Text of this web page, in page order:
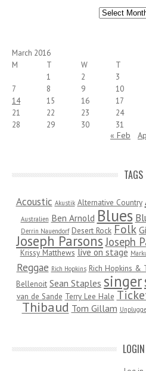
Archives
March 2016
M
T W T
1
2 3
7
8 9 10
14
15 16 17
21
22 23 24
28
29 30 31
« Feb
TAGS
Acoustic Akustik Alternative Country
Australien Ben Arnold Blues
Derrin Nauendorf Desert Rock Folk
Joseph Parsons Joseph
Krissy Matthews live on stage
Reggae Rich Hopkins Rich Hopkins &
Bellenoit Sean Staples singer
van de Sande Terry Lee Hale
Thibaud Tom Gillam
LOGIN